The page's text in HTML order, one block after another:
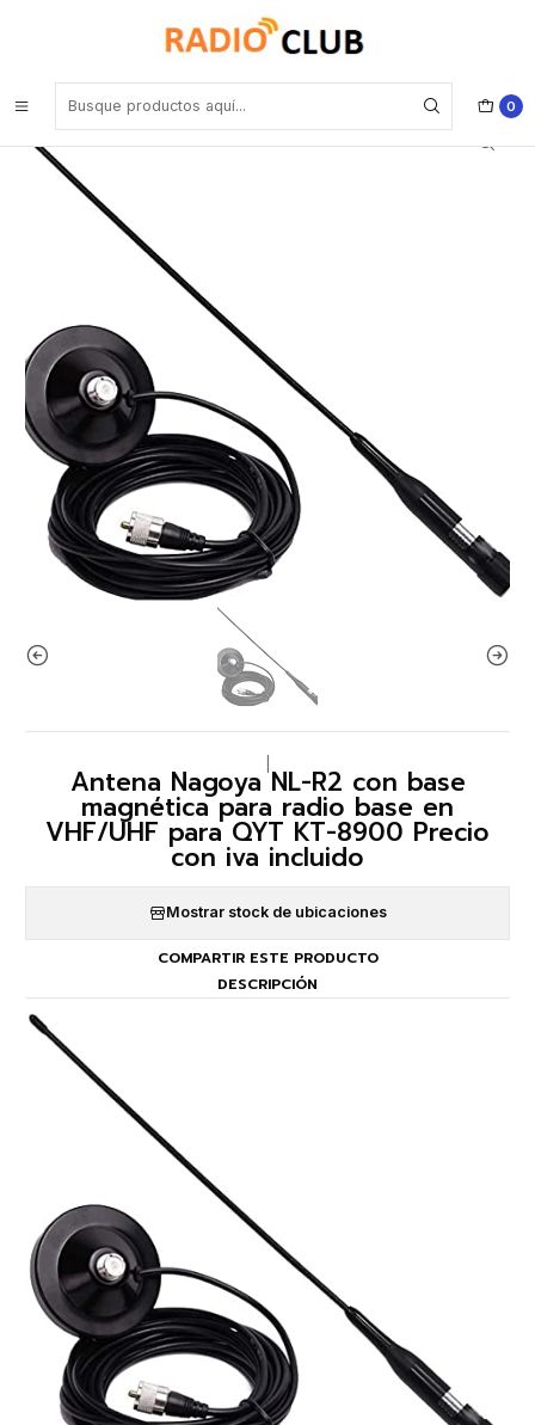
0
Antena Nagoya NL-R2 con base magnética para radio base en
VHF/UHF para QYT KT-8900 Precio con iva incluido
Antena Nagoya NL-R2 con base
magnética para radio base en
VHF/UHF para QYT KT-8900 Precio
con iva incluido
Mostrar stock de ubicaciones
COMPARTIR ESTE PRODUCTO
DESCRIPCIÓN